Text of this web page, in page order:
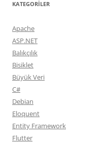
KATEGORILER
Apache
ASP.NET
Balıkçılık
Bisiklet
Büyük Veri
C#
Debian
Eloquent
Entity Framework
Flutter